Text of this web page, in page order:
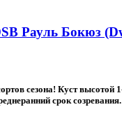
Рауль Бокюз
сезона! Куст высотой
срок